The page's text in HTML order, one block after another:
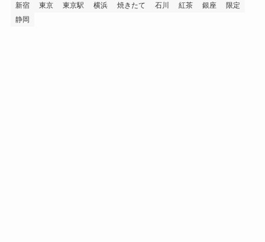
新宿
東京 東京駅 横浜 焼きたて 石川 紅茶 銀座
限定
静岡